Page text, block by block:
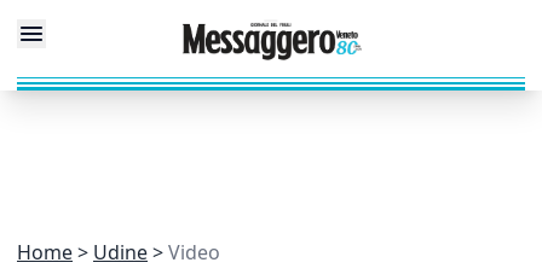
Home Udine Video